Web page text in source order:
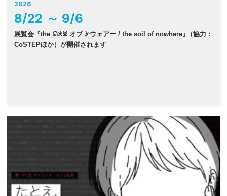
2026
8/22 ～ 9/6
展覧会『the 𐠫𐠂𐠓 オブ 𐠜ウェアー / the soil of nowhere』
（協力：
CoSTEPほか）が開催されます